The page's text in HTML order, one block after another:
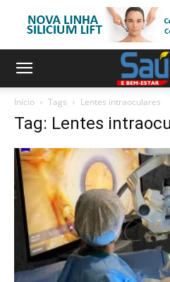
Início Tags Lentes intraoculares
Tag: Lentes